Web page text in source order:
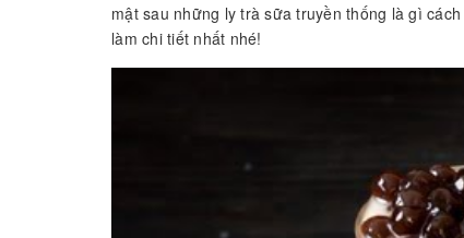
mật sau những ly trà sữa truyền thống là gì
làm chi tiết nhất nhé!